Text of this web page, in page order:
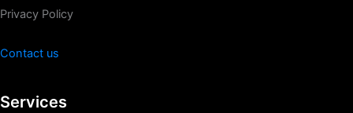
Privacy Policy
Contact us
Services